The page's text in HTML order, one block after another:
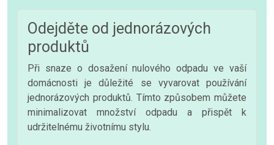
Odejděte od jednorázových
produktů
Při snaze o dosažení nulového odpadu ve vaší
domácnosti je důležité se vyvarovat používání
jednorázových produktů. Tímto způsobem můžete
minimalizovat množství odpadu a přispět k
udržitelnému životnímu stylu.